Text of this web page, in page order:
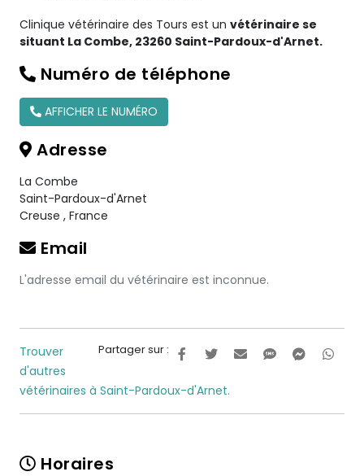
Clinique vétérinaire des Tours est un vétérinaire se
situant La Combe, 23260 Saint-Pardoux-d'Arnet.
Numéro de téléphone
AFFICHER LE NUMÉRO
Adresse
La Combe
Saint-Pardoux-d'Arnet
Creuse , France
Email
L'adresse email du vétérinaire est inconnue.
Partager sur :
Trouver
d'autres
vétérinaires à Saint-Pardoux-d'Arnet.
Horaires